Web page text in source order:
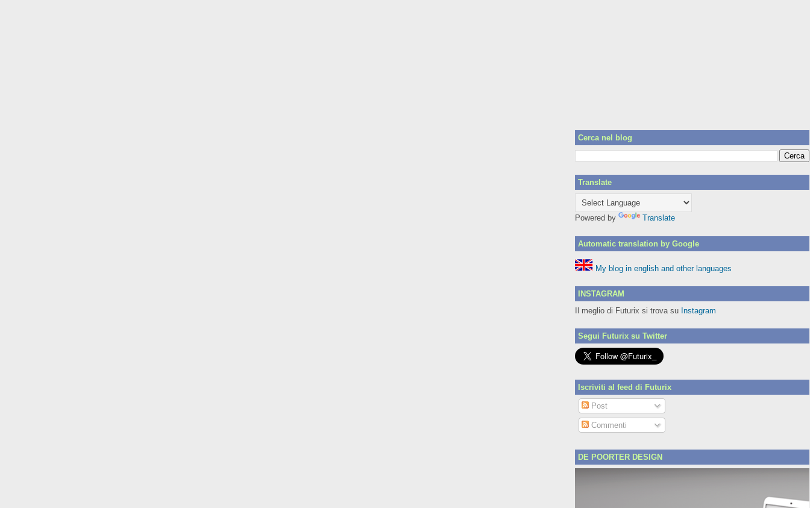
Cerca nel blog
Translate
Powered by Translate
Automatic translation by Google
My blog in english and other languages
INSTAGRAM
Il meglio di Futurix si trova su Instagram
Segui Futurix su Twitter
Iscriviti al feed di Futurix
Post
Commenti
DE POORTER DESIGN